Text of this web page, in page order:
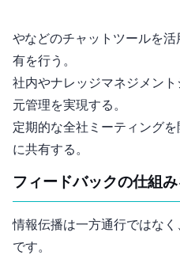
SlackやTeamsなどのチャットツー
有を行う。
社内Wikiやナレッジマネジメ
元管理を実現する。
定期的な全社ミーティング
に共有する。
3. フィードバックの仕組
情報伝播は一方通行ではな
です。